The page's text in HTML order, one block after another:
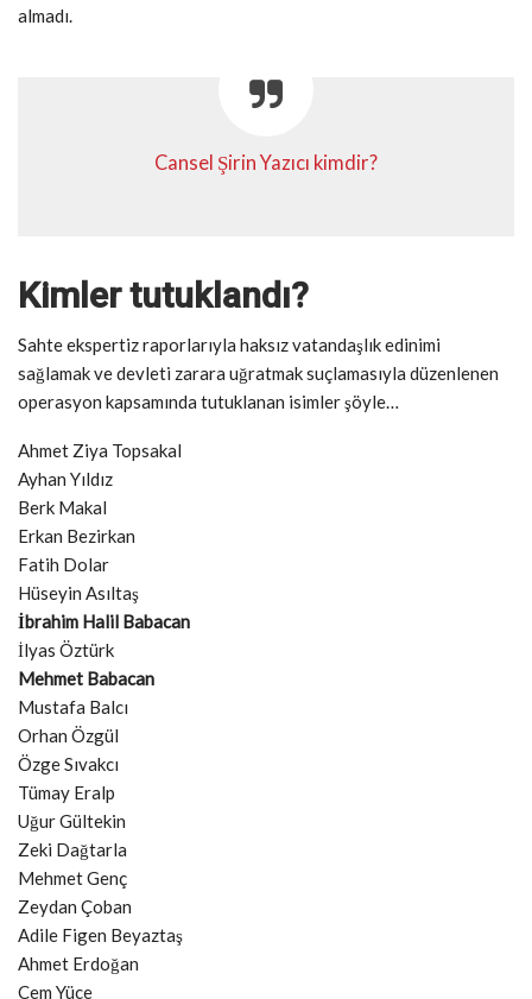
almadı.
Cansel Şirin Yazıcı kimdir?
Kimler tutuklandı?
Sahte ekspertiz raporlarıyla haksız vatandaşlık edinimi
sağlamak ve devleti zarara uğratmak suçlamasıyla düzenlenen
operasyon kapsamında tutuklanan isimler şöyle…
Ahmet Ziya Topsakal
Ayhan Yıldız
Berk Makal
Erkan Bezirkan
Fatih Dolar
Hüseyin Asıltaş
İbrahim Halil Babacan
İlyas Öztürk
Mehmet Babacan
Mustafa Balcı
Orhan Özgül
Özge Sıvakcı
Tümay Eralp
Uğur Gültekin
Zeki Dağtarla
Mehmet Genç
Zeydan Çoban
Adile Figen Beyaztaş
Ahmet Erdoğan
Cem Yüce